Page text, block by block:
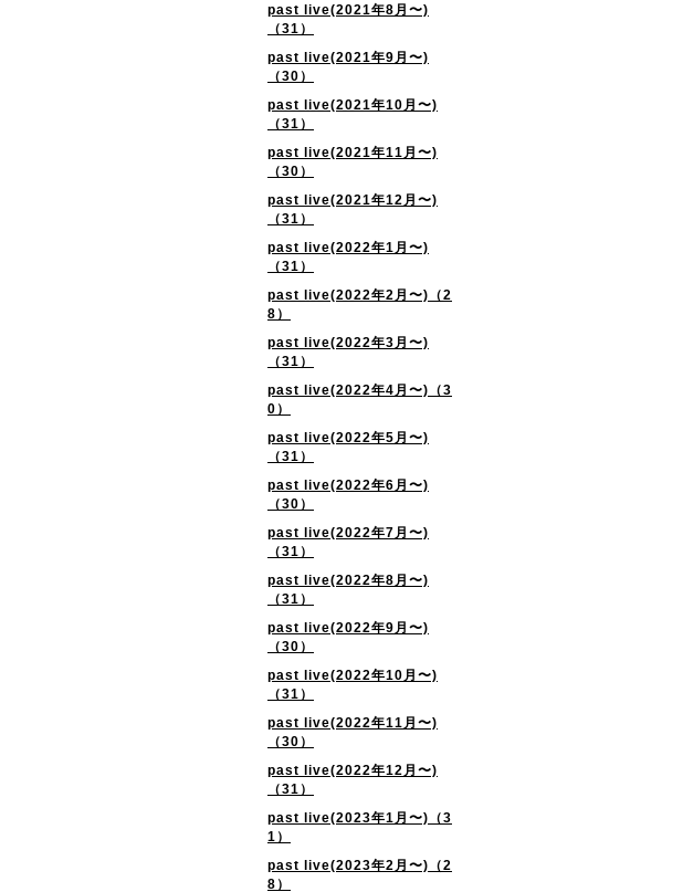
past live(2021年8月〜)
（31）
past live(2021年9月〜)
（30）
past live(2021年10月〜)
（31）
past live(2021年11月〜)
（30）
past live(2021年12月〜)
（31）
past live(2022年1月〜)
（31）
past live(2022年2月〜)（2
8）
past live(2022年3月〜)
（31）
past live(2022年4月〜)（3
0）
past live(2022年5月〜)
（31）
past live(2022年6月〜)
（30）
past live(2022年7月〜)
（31）
past live(2022年8月〜)
（31）
past live(2022年9月〜)
（30）
past live(2022年10月〜)
（31）
past live(2022年11月〜)
（30）
past live(2022年12月〜)
（31）
past live(2023年1月〜)（3
1）
past live(2023年2月〜)（2
8）